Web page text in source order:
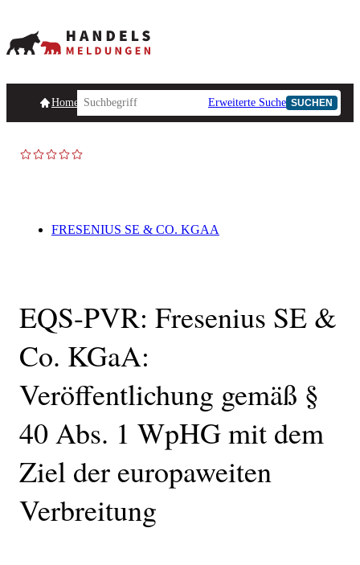
HomepageHandelsmeldungen Ad-Hoc-Meldungen
Erweiterte Suche SUCHEN
FRESENIUS SE & CO. KGAA
EQS-PVR: Fresenius SE &
Co. KGaA:
Veröffentlichung gemäß §
40 Abs. 1 WpHG mit dem
Ziel der europaweiten
Verbreitung